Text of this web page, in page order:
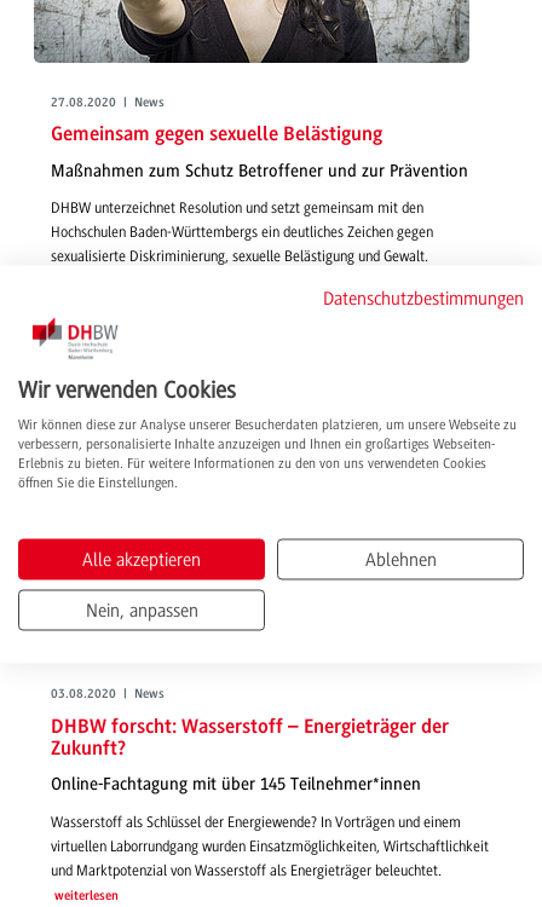
27.08.2020 | News
Gemeinsam gegen sexuelle Belästigung
Maßnahmen zum Schutz Betroffener und zur Prävention
DHBW unterzeichnet Resolution und setzt gemeinsam mit den
Hochschulen Baden-Württembergs ein deutliches Zeichen gegen
sexualisierte Diskriminierung, sexuelle Belästigung und Gewalt.
03.08.2020 | News
DHBW forscht: Wasserstoff – Energieträger der
Zukunft?
Online-Fachtagung mit über 145 Teilnehmer*innen
Wasserstoff als Schlüssel der Energiewende? In Vorträgen und einem
virtuellen Laborrundgang wurden Einsatzmöglichkeiten, Wirtschaftlichkeit
und Marktpotenzial von Wasserstoff als Energieträger beleuchtet.
weiterlesen
Datenschutzbestimmungen
Wir verwenden Cookies
Wir können diese zur Analyse unserer Besucherdaten platzieren, um unsere Webseite zu
verbessern, personalisierte Inhalte anzuzeigen und Ihnen ein großartiges Webseiten-
Erlebnis zu bieten. Für weitere Informationen zu den von uns verwendeten Cookies
öffnen Sie die Einstellungen.
Alle akzeptieren Ablehnen
Nein, anpassen